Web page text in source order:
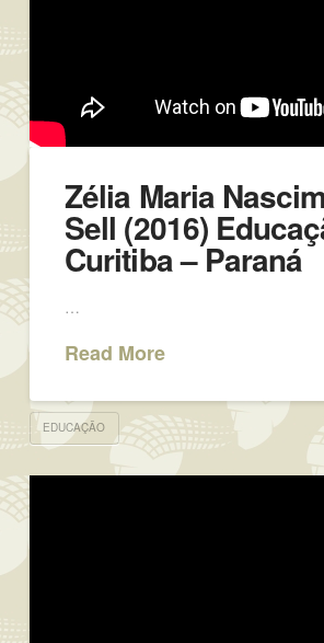
Zélia Maria
Sell (2016)
Curitiba – Paraná
…
Read More
EDUCAÇÃO